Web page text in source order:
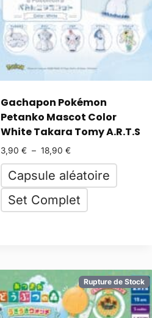
Gachapon Pokémon
Petanko Mascot Color
White Takara Tomy A.R.T.S
3,90 € – 18,90 €
Capsule aléatoire
Set Complet
Rupture de Stock